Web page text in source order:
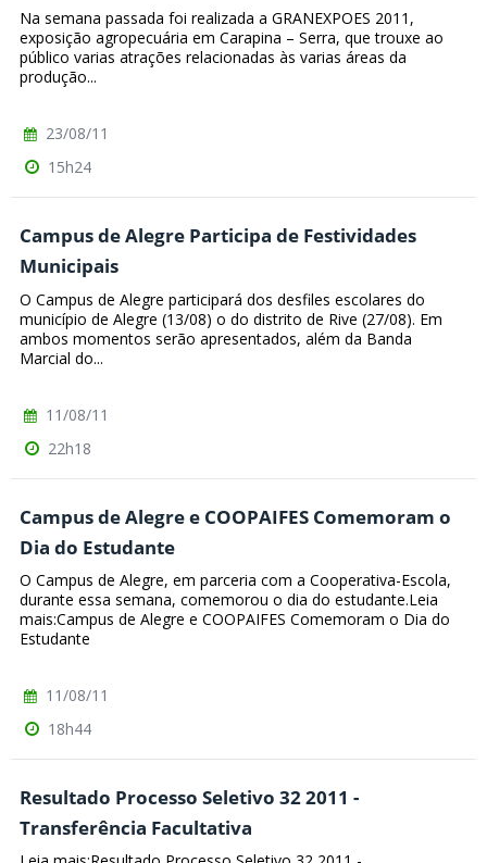
Na semana passada foi realizada a GRANEXPOES 2011,
exposição agropecuária em Carapina – Serra, que trouxe ao
público varias atrações relacionadas às varias áreas da
produção...
23/08/11
15h24
Campus de Alegre Participa de Festividades
Municipais
O Campus de Alegre participará dos desfiles escolares do
município de Alegre (13/08) o do distrito de Rive (27/08). Em
ambos momentos serão apresentados, além da Banda
Marcial do...
11/08/11
22h18
Campus de Alegre e COOPAIFES Comemoram o
Dia do Estudante
O Campus de Alegre, em parceria com a Cooperativa-Escola,
durante essa semana, comemorou o dia do estudante.Leia
mais:Campus de Alegre e COOPAIFES Comemoram o Dia do
Estudante
11/08/11
18h44
Resultado Processo Seletivo 32 2011 -
Transferência Facultativa